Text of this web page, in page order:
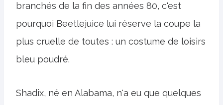
branchés de la fin des années 80, c'est
pourquoi Beetlejuice lui réserve la coupe la
plus cruelle de toutes : un costume de loisirs
bleu poudré.
Shadix, né en Alabama, n'a eu que quelques